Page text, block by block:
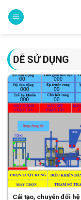
DỄ SỬ DỤNG
Cải tạo, chuyển đổi